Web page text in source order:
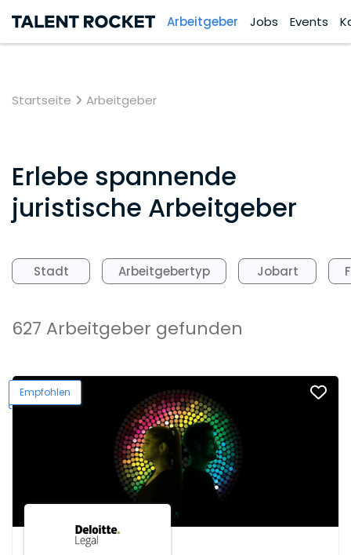
Arbeitgeber Jobs Events
Startseite Arbeitgeber
Erlebe spannende
juristische Arbeitgeber
Stadt Arbeitgebertyp Jobart
627 Arbeitgeber gefunden
Empfohlen